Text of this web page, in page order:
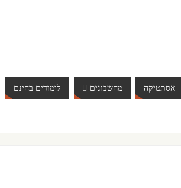
אסתטיקה מחשבונים לימודים בחינם